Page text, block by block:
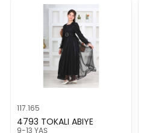
117.165
4793 TOKALI ABIYE
9-13 YAŞ